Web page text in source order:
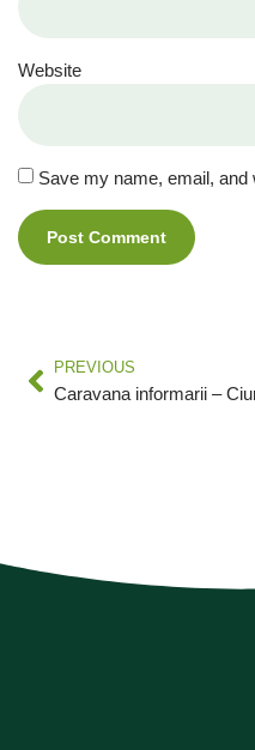
Website
Save my name, email,
PREVIOUS
Caravana informarii –